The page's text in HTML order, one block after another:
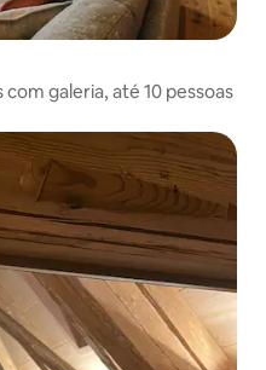
galeria, até 10 pessoas